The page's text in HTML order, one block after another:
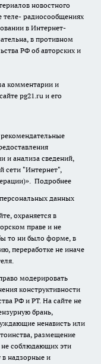
новостного
теле- радиосообщениях
в Интернет-
в противном
РФ об авторских и
комментарии и
pg21.ru и его
и анализа сведений,
сети "Интернет",
Подробнее
данных
охраняется в
праве и не
то ни было форме, в
переработке не иначе
модерировать
конструктивности
РФ и РТ. На сайте не
брань,
ненависть или
размещение
не соблюдающих эти
в надзорные и